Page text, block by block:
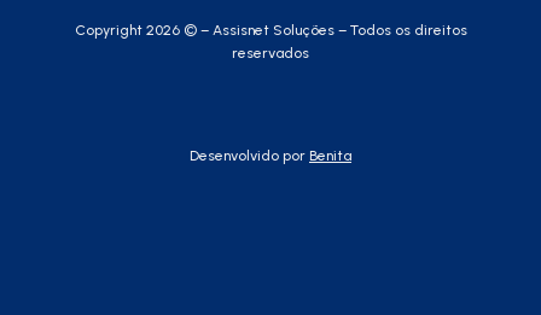
Copyright 2026 © – Assisnet Soluções – Todos os direitos
reservados
Desenvolvido por Benita